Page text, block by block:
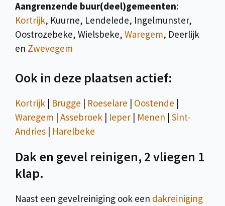
Aangrenzende buur(deel)gemeenten:
Kortrijk, Kuurne, Lendelede, Ingelmunster,
Oostrozebeke, Wielsbeke, Waregem, Deerlijk
en Zwevegem
Ook in deze plaatsen actief:
Kortrijk Brugge Roeselare Oostende
Waregem Assebroek Ieper Menen Sint-
Andries
Harelbeke
Dak en gevel reinigen, 2 vliegen 1
klap.
Naast een gevelreiniging ook een dakreiniging